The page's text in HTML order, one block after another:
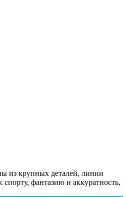
из крупных деталей, линии
фантазию и аккуратность,